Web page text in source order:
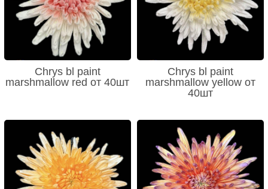
Chrys bl paint
marshmallow red от 40шт
Chrys bl paint
marshmallow yellow от
40шт